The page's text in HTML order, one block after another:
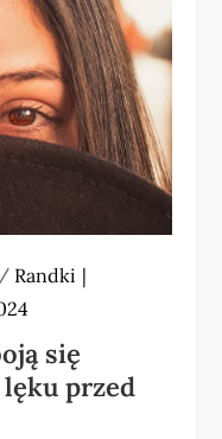
/ Randki
się
przed